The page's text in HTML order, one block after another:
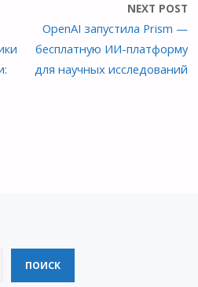
NEXT POST
OpenAI запустила Prism —
бесплатную ИИ-платформу
для научных исследований
ПОИСК